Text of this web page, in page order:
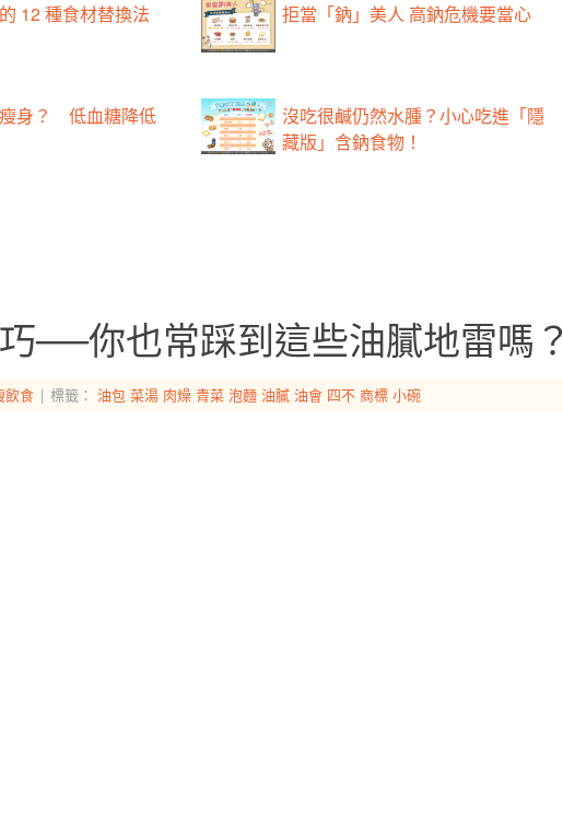
12 種食材替換法 拒當「鈉」美人 高鈉危機要當心
身？ 低血糖降低
沒吃很鹹仍然水腫？小心吃進「隱
藏版」含鈉食物！
──你也常踩到這些油膩地雷嗎？
飲食 標籤： 油包 菜湯 肉燥 青菜 泡麵 油膩 油會 四不 商標 小碗